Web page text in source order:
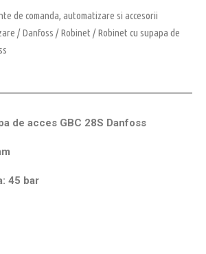
de comanda, automatizare si accesorii
/Danfoss /Robinet / Robinet cu supapa de
de acces GBC 28S Danfoss
45 bar